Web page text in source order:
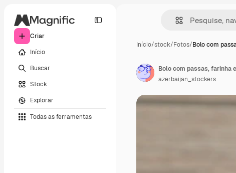
Criar
Início
Buscar
Stock
Explorar
Todas as ferramentas
Início/stock/Fotos/Bolo com
Bolo com passas, farinha
azerbaijan_stockers